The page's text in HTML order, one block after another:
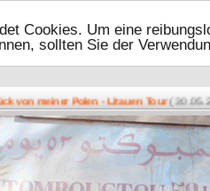
Cookies. Um eine
sollten Sie der
von meiner Polen - Litauen Tour(